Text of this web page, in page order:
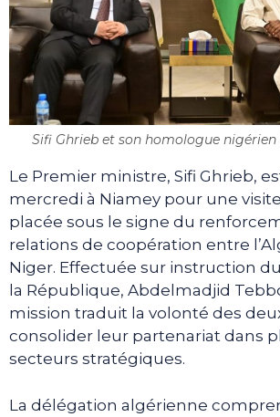
Sifi Ghrieb et son homologue nigérien
Le Premier ministre, Sifi Ghrieb,
mercredi à Niamey pour une
placée sous le signe du
relations de coopération entre
Niger. Effectuée sur instruction
la République, Abdelmadjid
mission traduit la volonté des
consolider leur partenariat dans
secteurs stratégiques.
La délégation algérienne